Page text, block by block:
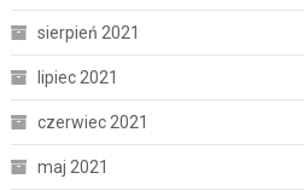
sierpień 2021
lipiec 2021
czerwiec 2021
maj 2021